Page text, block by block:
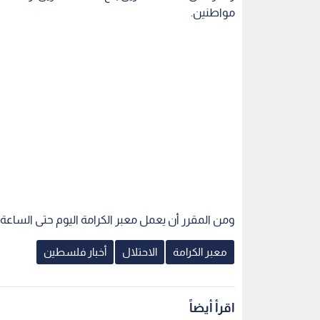
مواطنين.
ومن المقرر أن يعمل معبر الكرامة اليوم حتى الساعة الـ ٠٩:٣٠ مساء في كلا
معبر الكرامة الاحتلال أخبار فلسطين
اقرأ أيضاً